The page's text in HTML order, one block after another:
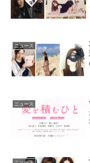
ニュース
ニュース